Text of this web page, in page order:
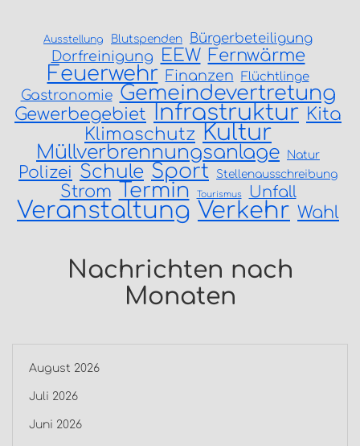
Ausstellung Blutspenden Bürgerbeteiligung
Dorfreinigung EEW Fernwärme
Feuerwehr Finanzen Flüchtlinge
Gastronomie Gemeindevertretung
Gewerbegebiet Infrastruktur Kita
Klimaschutz Kultur
Müllverbrennungsanlage Natur
Polizei Schule Sport Stellenausschreibung
Strom Termin Tourismus Unfall
Veranstaltung Verkehr Wahl
Nachrichten nach
Monaten
August 2026
Juli 2026
Juni 2026